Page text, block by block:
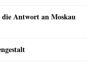
Antwort an Moskau